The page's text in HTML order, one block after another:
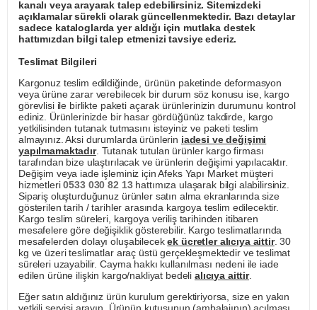
kanalı veya arayarak talep edebilirsiniz. Sitemizdeki
açıklamalar sürekli olarak güncellenmektedir. Bazı detaylar
sadece kataloglarda yer aldığı için mutlaka destek
hattımızdan bilgi talep etmenizi tavsiye ederiz.
Teslimat Bilgileri
Kargonuz teslim edildiğinde, ürünün paketinde deformasyon
veya ürüne zarar verebilecek bir durum söz konusu ise, kargo
görevlisi ile birlikte paketi açarak ürünlerinizin durumunu kontrol
ediniz. Ürünlerinizde bir hasar gördüğünüz takdirde, kargo
yetkilisinden tutanak tutmasını isteyiniz ve paketi teslim
almayınız. Aksi durumlarda ürünlerin iadesi ve değişimi
yapılmamaktadır. Tutanak tutulan ürünler kargo firması
tarafından bize ulaştırılacak ve ürünlerin değişimi yapılacaktır.
Değişim veya iade işleminiz için Afeks Yapı Market müşteri
hizmetleri0533 030 82 13hattımıza ulaşarak bilgi alabilirsiniz.
Sipariş oluşturduğunuz ürünler satın alma ekranlarında size
gösterilen tarih / tarihler arasında kargoya teslim edilecektir.
Kargo teslim süreleri, kargoya veriliş tarihinden itibaren
mesafelere göre değişiklik gösterebilir. Kargo teslimatlarında
mesafelerden dolayı oluşabilecekek ücretler alıcıya aittir. 30
kg ve üzeri teslimatlar araç üstü gerçekleşmektedir ve teslimat
süreleri uzayabilir. Cayma hakkı kullanılması nedeni ile iade
edilen ürüne ilişkin kargo/nakliyat bedeli alıcıya aittir.
Eğer satın aldığınız ürün kurulum gerektiriyorsa, size en yakın